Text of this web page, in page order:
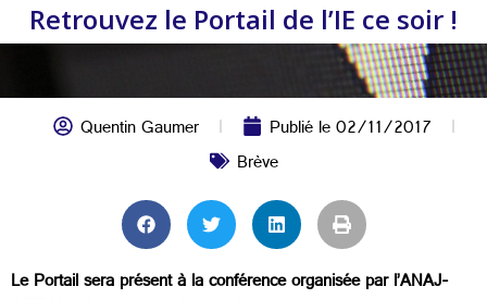
Retrouvez le Portail de l’IE ce soir !
Quentin Gaumer Publié le02/11/2017
Brève
Le Portail sera présent à la conférence organisée par l’ANAJ-